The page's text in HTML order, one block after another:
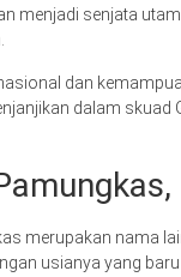
menjadi senjata
dan
dalam skuad
merupakan nama
usianya yang